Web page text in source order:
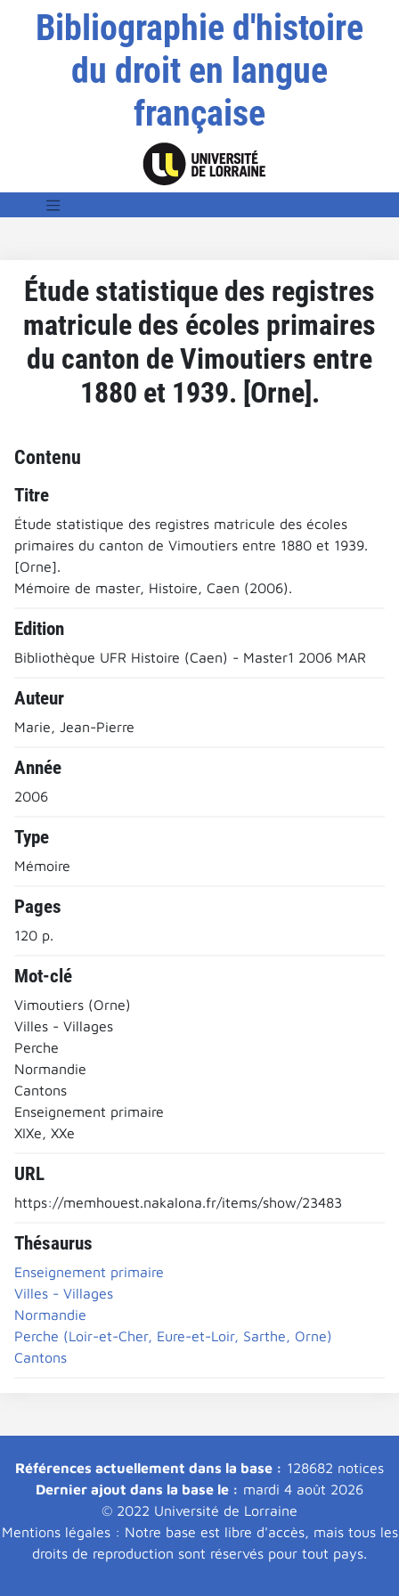
Bibliographie d'histoire
du droit en langue
française
Étude statistique des registres
matricule des écoles primaires
du canton de Vimoutiers entre
1880 et 1939. [Orne].
Contenu
Titre
Étude statistique des registres matricule des écoles
primaires du canton de Vimoutiers entre 1880 et 1939.
[Orne].
Mémoire de master, Histoire, Caen (2006).
Edition
Bibliothèque UFR Histoire (Caen) - Master1 2006 MAR
Auteur
Marie, Jean-Pierre
Année
2006
Type
Mémoire
Pages
120 p.
Mot-clé
Vimoutiers (Orne)
Villes - Villages
Perche
Normandie
Cantons
Enseignement primaire
XIXe, XXe
URL
https://memhouest.nakalona.fr/items/show/23483
Thésaurus
Enseignement primaire
Villes - Villages
Normandie
Perche (Loir-et-Cher, Eure-et-Loir, Sarthe, Orne)
Cantons
Références actuellement dans la base : 128682 notices
Dernier ajout dans la base le : mardi 4 août 2026
© 2022 Université de Lorraine
Mentions légales : Notre base est libre d'accès, mais tous les
droits de reproduction sont réservés pour tout pays.